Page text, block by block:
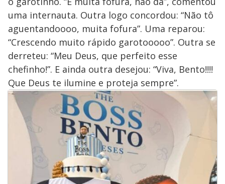
uma internauta. Outra logo concordou: “Não tô
aguentandoooo, muita fofura”. Uma reparou:
“Crescendo muito rápido garotooooo”. Outra se
derreteu: “Meu Deus, que perfeito esse
chefinho!”. E ainda outra desejou: “Viva, Bento!!!!
Que Deus te ilumine e proteja sempre”.